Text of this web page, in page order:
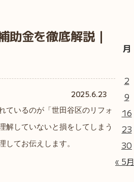
助金を徹底解説｜
2025.6.23
いるのが「世田谷区のリフォ
解していないと損をしてしまう
してお伝えします。
月
« 5月
2
9
16
23
30